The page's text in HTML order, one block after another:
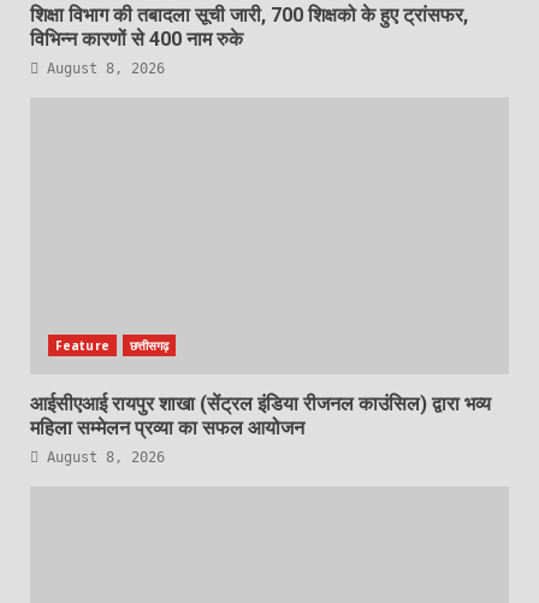
शिक्षा विभाग की तबादला सूची जारी, 700 शिक्षको के हुए ट्रांसफर,
विभिन्न कारणों से 400 नाम रुके
August 8, 2026
Feature छत्तीसगढ़
आईसीएआई रायपुर शाखा (सेंट्रल इंडिया रीजनल काउंसिल) द्वारा भव्य
महिला सम्मेलन प्रव्या का सफल आयोजन
August 8, 2026